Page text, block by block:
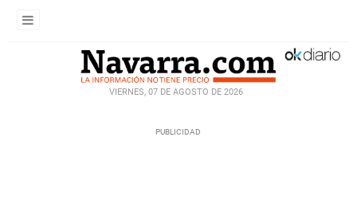
VIERNES, 07 DE AGOSTO DE 2026